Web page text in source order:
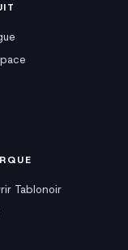
Tablonoir